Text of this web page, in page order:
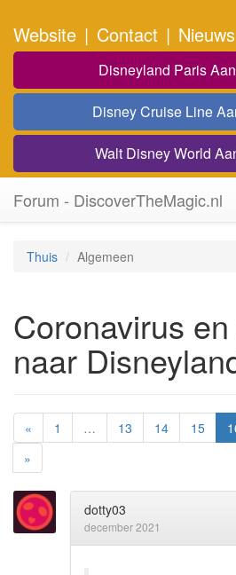
Website | Contact | Nieuws
Disneyland Paris
Disney Cruise Line
Walt Disney World
Forum - DiscoverTheMagic.nl
Thuis Algemeen
Coronavirus
naar
« 1 … 13 14 15
»
dotty03
december 2021